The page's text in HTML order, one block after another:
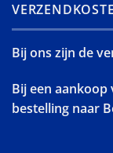
Bij ons zijn de
Bij een
bestelling naar